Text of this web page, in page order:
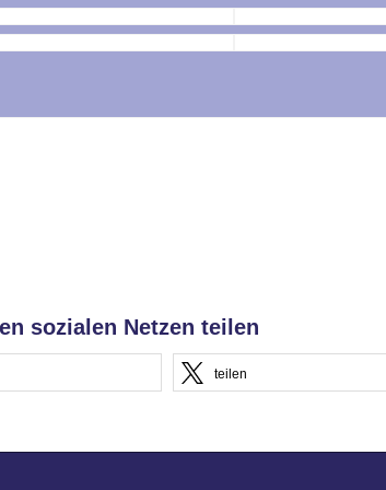
sozialen Netzen teilen
teilen